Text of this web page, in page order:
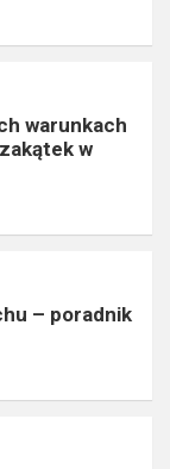
warunkach
w
– poradnik